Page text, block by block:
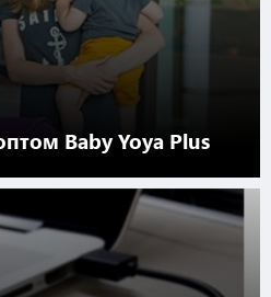
Baby Yoya Plus